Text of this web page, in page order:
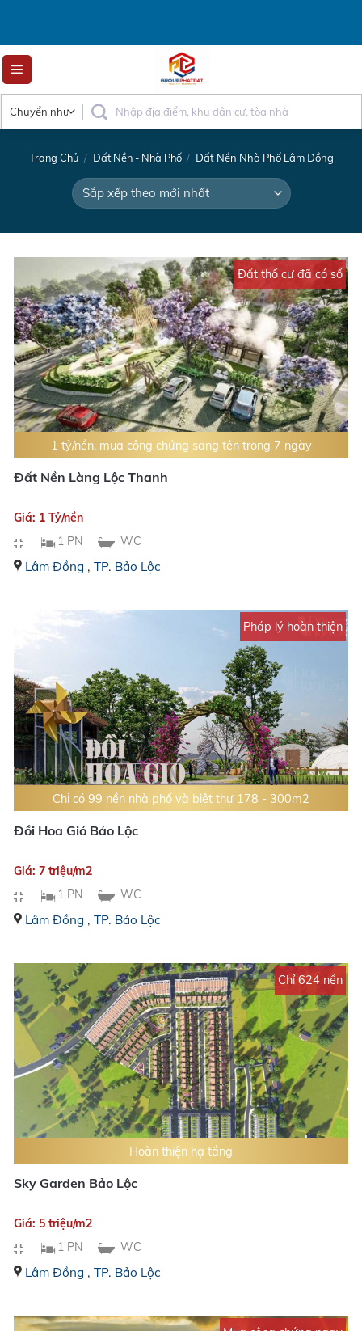
content
Trang Chủ / Đất Nền - Nhà Phố / Đất Nền Nhà Phố Lâm Đồng
Đất thổ cư đã có sổ
1 tỷ/nền, mua công chứng sang tên trong 7 ngày
Đất Nền Làng Lộc Thanh
Giá: 1 Tỷ/nền
1 PN
WC
Lâm Đồng , TP. Bảo Lộc
Pháp lý hoàn thiện
Chỉ có 99 nền nhà phố và biệt thự 178 - 300m2
Đồi Hoa Gió Bảo Lộc
Giá: 7 triệu/m2
1 PN
WC
Lâm Đồng , TP. Bảo Lộc
Chỉ 624 nền
Hoàn thiện hạ tầng
Sky Garden Bảo Lộc
Giá: 5 triệu/m2
1 PN
WC
Lâm Đồng , TP. Bảo Lộc